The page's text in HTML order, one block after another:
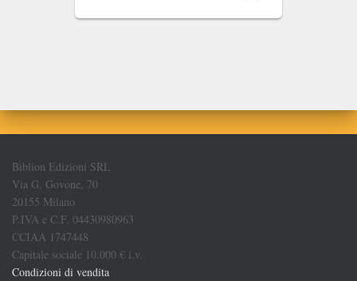
originaleattuale
Biblion Edizioni SRL
Via G. Govone, 70
20155 Milano
P.IVA e C.F. 04430980963
CCIAA 1747448
Capitale sociale 10.000 € i.v.
Condizioni di vendita